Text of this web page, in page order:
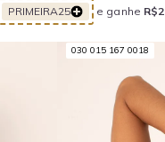
PRIMEIRA25 e ganhe
030 015 167 0018